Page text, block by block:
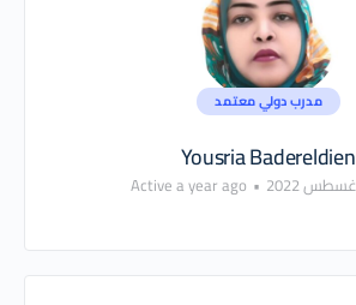
مدرب دولي معتمد
Yousria Badereldien
•
Active a year ago